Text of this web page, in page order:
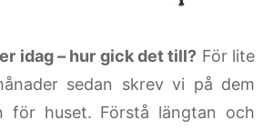
idag – hur gick det till? För lite
sedan skrev vi på dem
för huset. Förstå längtan och